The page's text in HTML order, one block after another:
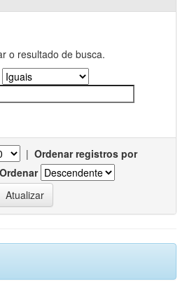
o resultado de busca.
| Ordenar registros por
Ordenar